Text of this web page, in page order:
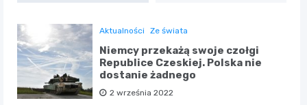
Aktualności Ze świata
Niemcy przekażą swoje czołgi
Republice Czeskiej. Polska nie
dostanie żadnego
2 września 2022